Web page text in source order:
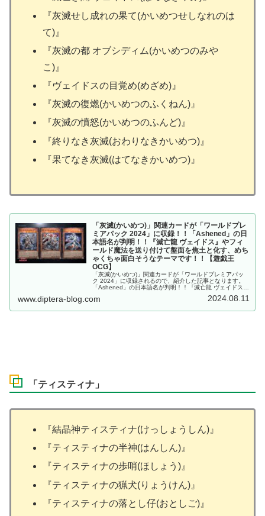
『灰滅せし成れの果て(かいめつせしなれのは
て)』
『灰滅の都 オブシディム(かいめつのみや
こ)』
『ヴェイドスの目覚め(めざめ)』
『灰滅の復燃(かいめつのふくねん)』
『灰滅の憤怒(かいめつのふんど)』
『終りなき灰滅(おわりなきかいめつ)』
『果てなき灰滅(はてなきかいめつ)』
「灰滅(かいめつ)」関連カードが「ワールドプレ
ミアパック 2024」に収録！！「Ashened」の日
本語名が判明！！『滅亡龍 ヴェイドス』やフィ
ールド魔法を送り付けて盤面を焦土と化す、めち
ゃくちゃ面白そうなテーマです！！【遊戯王
OCG】
「灰滅(かいめつ)」関連カードが「ワールドプレミアパッ
ク 2024」に収録されるので、紹介した記事となります。
「Ashened」の日本語名が判明！！『滅亡龍 ヴェイドス』
くちゃ面白そうなテーマです！！【遊戯王OCG】
www.diptera-blog.com 2024.08.11
「ティスティナ」
『結晶神ティスティナ(けっしょうしん)』
『ティスティナの半神(はんしん)』
『ティスティナの歩哨(ほしょう)』
『ティスティナの猟犬(りょうけん)』
『ティスティナの落とし仔(おとしご)』